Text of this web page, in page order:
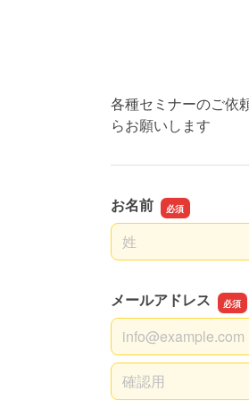
各種セミナーのご依
らお願いします
お名前
名前の姓
メールアドレス
メールアドレス
メールアドレスの確認